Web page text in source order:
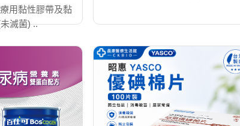
用黏性膠帶及黏
滅菌) ..